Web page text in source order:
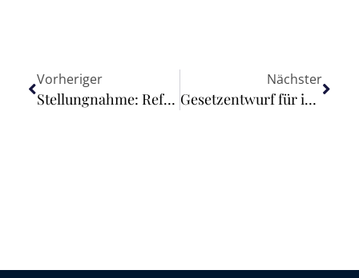
Vorheriger
Stellungnahme: Referentenentwurf einer Rehabilitationshilfsfonds-Verordnung (ReHV) – Neue Aufgabe für WP/vBP
Nächster
Gesetzentwurf für inklusiven Arbeitsmarkt